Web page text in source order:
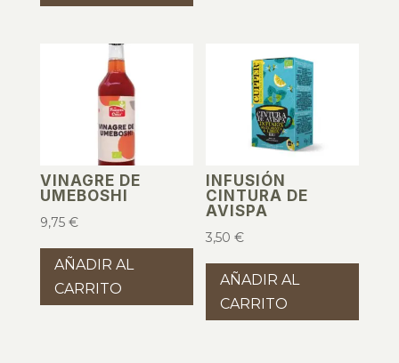
VINAGRE DE
UMEBOSHI
9,75 €
AÑADIR AL
CARRITO
INFUSIÓN
CINTURA DE
AVISPA
3,50€
AÑADIR AL
CARRITO